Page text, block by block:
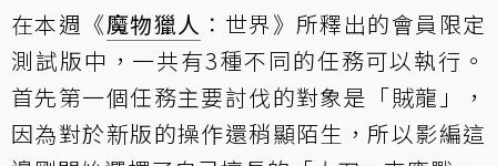
在本週《魔物獵人 ：世界》所釋出的會員限定
測試版中，一共有3種不同的任務可以執行。
首先第一個任務主要討伐的對象是「賊龍」，
因為對於新版的操作還稍顯陌生，所以影編這